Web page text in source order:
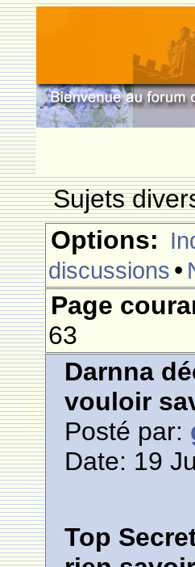
Sujets
Options:
discussions •
Page
63
Darnna
vouloir
Posté par:
Date: 19
Top